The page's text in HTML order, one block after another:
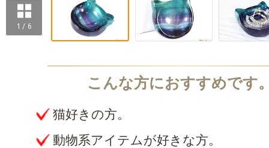
1 / 6
猫好きの方。
動物系アイテムが好きな方。